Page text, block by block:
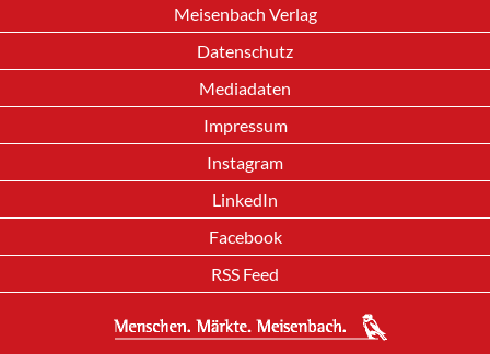
Meisenbach Verlag
Datenschutz
Mediadaten
Impressum
Instagram
LinkedIn
Facebook
RSS Feed